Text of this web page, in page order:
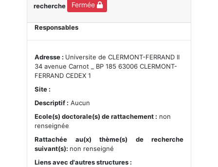
recherche
Fermée
Responsables
Adresse : Universite de CLERMONT-FERRAND II
34 avenue Carnot _ BP 185 63006 CLERMONT-
FERRAND CEDEX 1
Site :
Descriptif : Aucun
Ecole(s) doctorale(s) de rattachement : non
renseignée
Rattachée au(x) thème(s) de recherche
suivant(s): non renseigné
Liens avec d'autres structures :